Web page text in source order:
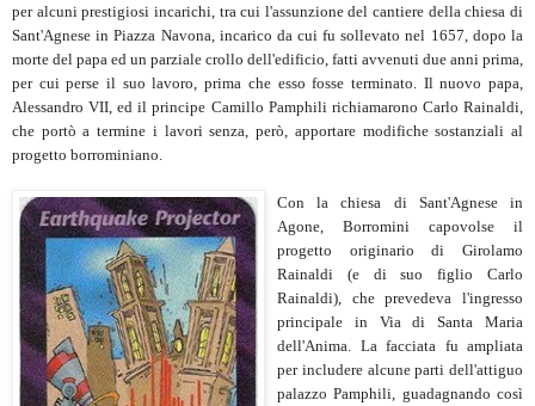
per alcuni prestigiosi incarichi, tra cui l'assunzione del cantiere della chiesa di
Sant'Agnese in Piazza Navona, incarico da cui fu sollevato nel 1657, dopo la
morte del papa ed un parziale crollo dell'edificio, fatti avvenuti due anni prima,
per cui perse il suo lavoro, prima che esso fosse terminato. Il nuovo papa,
Alessandro VII, ed il principe Camillo Pamphili richiamarono Carlo Rainaldi,
che portò a termine i lavori senza, però, apportare modifiche sostanziali al
progetto borrominiano.
Con la chiesa di Sant'Agnese in
Agone, Borromini capovolse il
progetto originario di Girolamo
Rainaldi (e di suo figlio Carlo
Rainaldi), che prevedeva l'ingresso
principale in Via di Santa Maria
dell'Anima. La facciata fu ampliata
per includere alcune parti dell'attiguo
palazzo Pamphili, guadagnando così